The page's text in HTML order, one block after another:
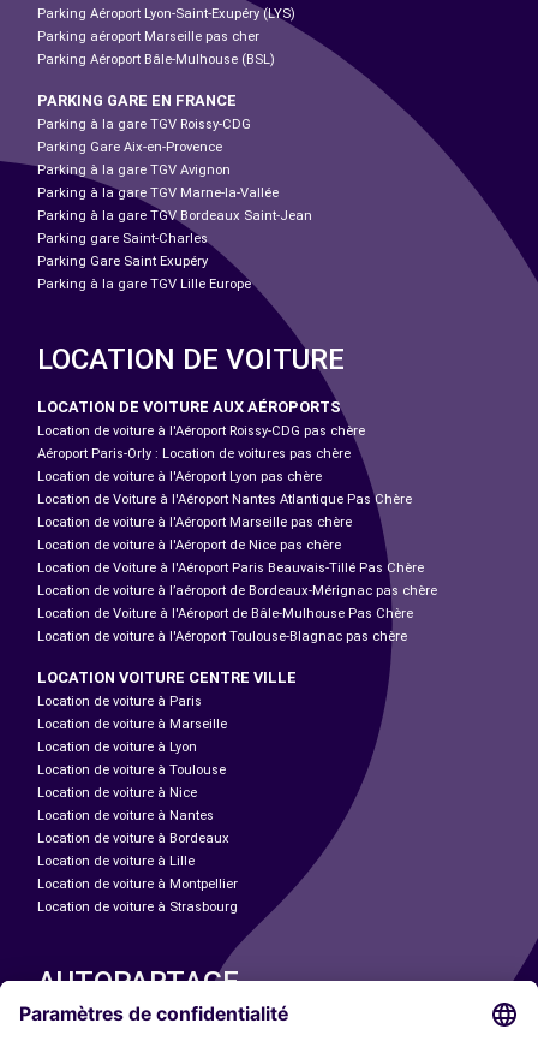
Parking Aéroport Lyon-Saint-Exupéry (LYS)
Parking aéroport Marseille pas cher
Parking Aéroport Bâle-Mulhouse (BSL)
PARKING GARE EN FRANCE
Parking à la gare TGV Roissy-CDG
Parking Gare Aix-en-Provence
Parking à la gare TGV Avignon
Parking à la gare TGV Marne-la-Vallée
Parking à la gare TGV Bordeaux Saint-Jean
Parking gare Saint-Charles
Parking Gare Saint Exupéry
Parking à la gare TGV Lille Europe
LOCATION DE VOITURE
LOCATION DE VOITURE AUX AÉROPORTS
Location de voiture à l'Aéroport Roissy-CDG pas chère
Aéroport Paris-Orly : Location de voitures pas chère
Location de voiture à l'Aéroport Lyon pas chère
Location de Voiture à l'Aéroport Nantes Atlantique Pas Chère
Location de voiture à l'Aéroport Marseille pas chère
Location de voiture à l'Aéroport de Nice pas chère
Location de Voiture à l'Aéroport Paris Beauvais-Tillé Pas Chère
Location de voiture à l’aéroport de Bordeaux-Mérignac pas chère
Location de Voiture à l'Aéroport de Bâle-Mulhouse Pas Chère
Location de voiture à l'Aéroport Toulouse-Blagnac pas chère
LOCATION VOITURE CENTRE VILLE
Location de voiture à Paris
Location de voiture à Marseille
Location de voiture à Lyon
Location de voiture à Toulouse
Location de voiture à Nice
Location de voiture à Nantes
Location de voiture à Bordeaux
Location de voiture à Lille
Location de voiture à Montpellier
Location de voiture à Strasbourg
AUTOPARTAGE